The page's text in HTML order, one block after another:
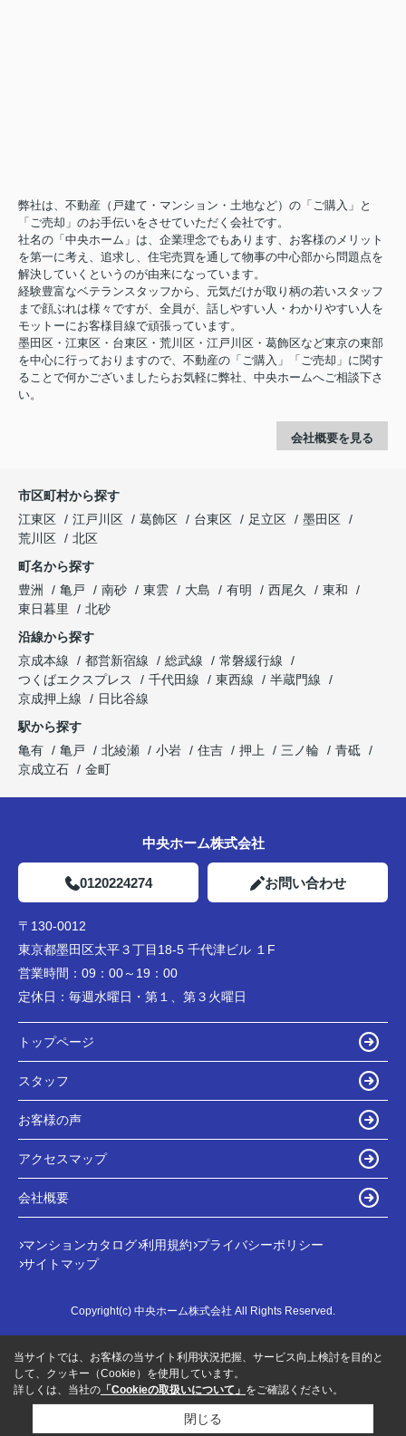
弊社は、不動産（戸建て・マンション・土地など）の「ご購入」と
「ご売却」のお手伝いをさせていただく会社です。
社名の「中央ホーム」は、企業理念でもあります、お客様のメリット
を第一に考え、追求し、住宅売買を通して物事の中心部から問題点を
解決していくというのが由来になっています。
経験豊富なベテランスタッフから、元気だけが取り柄の若いスタッフ
まで顔ぶれは様々ですが、全員が、話しやすい人・わかりやすい人を
モットーにお客様目線で頑張っています。
墨田区・江東区・台東区・荒川区・江戸川区・葛飾区など東京の東部
を中心に行っておりますので、不動産の「ご購入」「ご売却」に関す
ることで何かございましたらお気軽に弊社、中央ホームへご相談下さ
い。
会社概要を見る
市区町村から探す
江東区
江戸川区 葛飾区 台東区 足立区
墨田区
荒川区
北区
町名から探す
豊洲
亀戸 南砂 東雲 大島 有明 西尾久
東和
東日暮里
北砂
沿線から探す
京成本線
都営新宿線 総武線
常磐緩行線
つくばエクスプレス
千代田線 東西線
半蔵門線
京成押上線
日比谷線
駅から探す
亀有
亀戸 北綾瀬 小岩 住吉 押上 三ノ輪
青砥
京成立石
金町
中央ホーム株式会社
0120224274 お問い合わせ
〒130-0012
東京都墨田区太平３丁目18-5 千代津ビル １F
営業時間： 09：00～19：00
定休日： 毎週水曜日・第１、第３火曜日
トップページ
スタッフ
お客様の声
アクセスマップ
会社概要
マンションカタログ 利用規約 プライバシーポリシー
サイトマップ
Copyright(c) 中央ホーム株式会社 All Rights Reserved.
当サイトでは、お客様の当サイト利用状況把握、サービス向上検討を目的と
して、クッキー（Cookie）を使用しています。
詳しくは、当社の 「Cookieの取扱いについて」 をご確認ください。
閉じる